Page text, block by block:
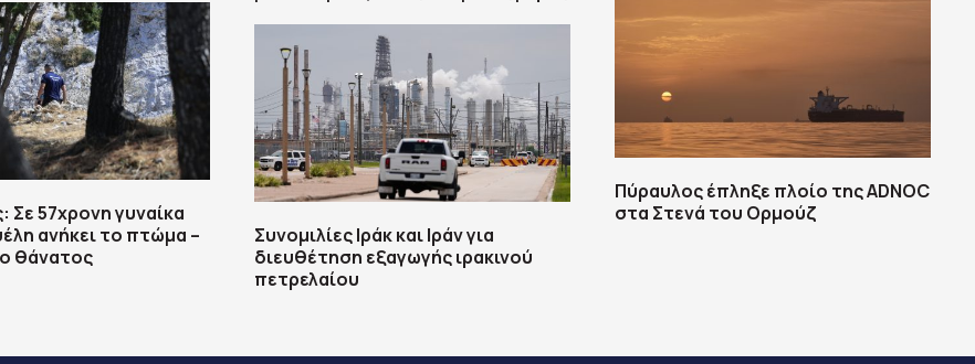
Σε 57χρονη γυναίκα
ανήκει το πτώμα –
θάνατος
Συνομιλίες Ιράκ και Ιράν για
διευθέτηση εξαγωγής ιρακινού
πετρελαίου
Πύραυλος έπληξε πλοίο της ADNOC
στα Στενά του Ορμούζ